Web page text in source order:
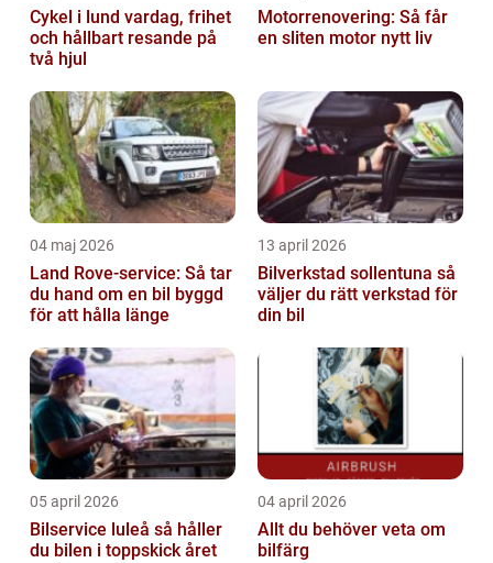
Cykel i lund vardag, frihet
och hållbart resande på
två hjul
Motorrenovering: Så får
en sliten motor nytt liv
04 maj 2026
Land Rove-service: Så tar
du hand om en bil byggd
för att hålla länge
13 april 2026
Bilverkstad sollentuna så
väljer du rätt verkstad för
din bil
05 april 2026
Bilservice luleå så håller
du bilen i toppskick året
04 april 2026
Allt du behöver veta om
bilfärg